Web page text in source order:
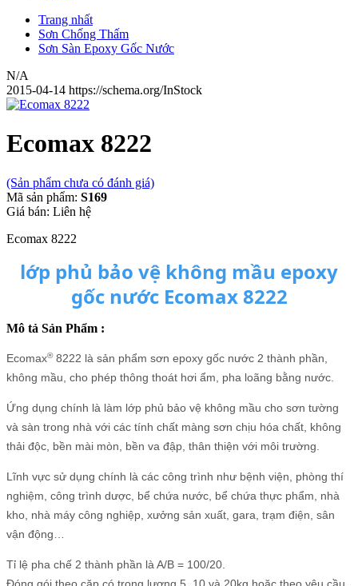
Trang nhất
Sơn Chống Thấm
Sơn Sàn Epoxy Gốc Nước
N/A
2015-04-14 https://schema.org/InStock
Ecomax 8222
(Sản phẩm chưa có đánh giá)
Mã sản phẩm: S169
Giá bán: Liên hệ
Ecomax 8222
lớp phủ bảo vệ không mầu epoxy
gốc nước Ecomax 8222
Mô tả Sản Phẩm :
Ecomax®8222 là sản phẩm sơn epoxy gốc nước 2 thành phần,
không mầu, cho phép thông thoát hơi ẩm, pha loãng bằng nước.
Ứng dụng chính là làm lớp phủ bảo vệ không mầu cho sơn tường
và sàn trong nhà với các tính chất màng sơn chịu hóa chất, không
thải độc, bền mài mòn, bền va đập, thân thiện với môi trường.
Lĩnh vực sử dụng chính là các công trình như bệnh viện, phòng thí
nghiệm, công trình dược, bể chứa nước, bể chứa thực phẩm, nhà
kho, nhà máy công nghiệp, xưởng sản xuất, gara, trạm điện, sân
vận động…
Tỉ lệ pha chế 2 thành phần là A/B = 100/20.